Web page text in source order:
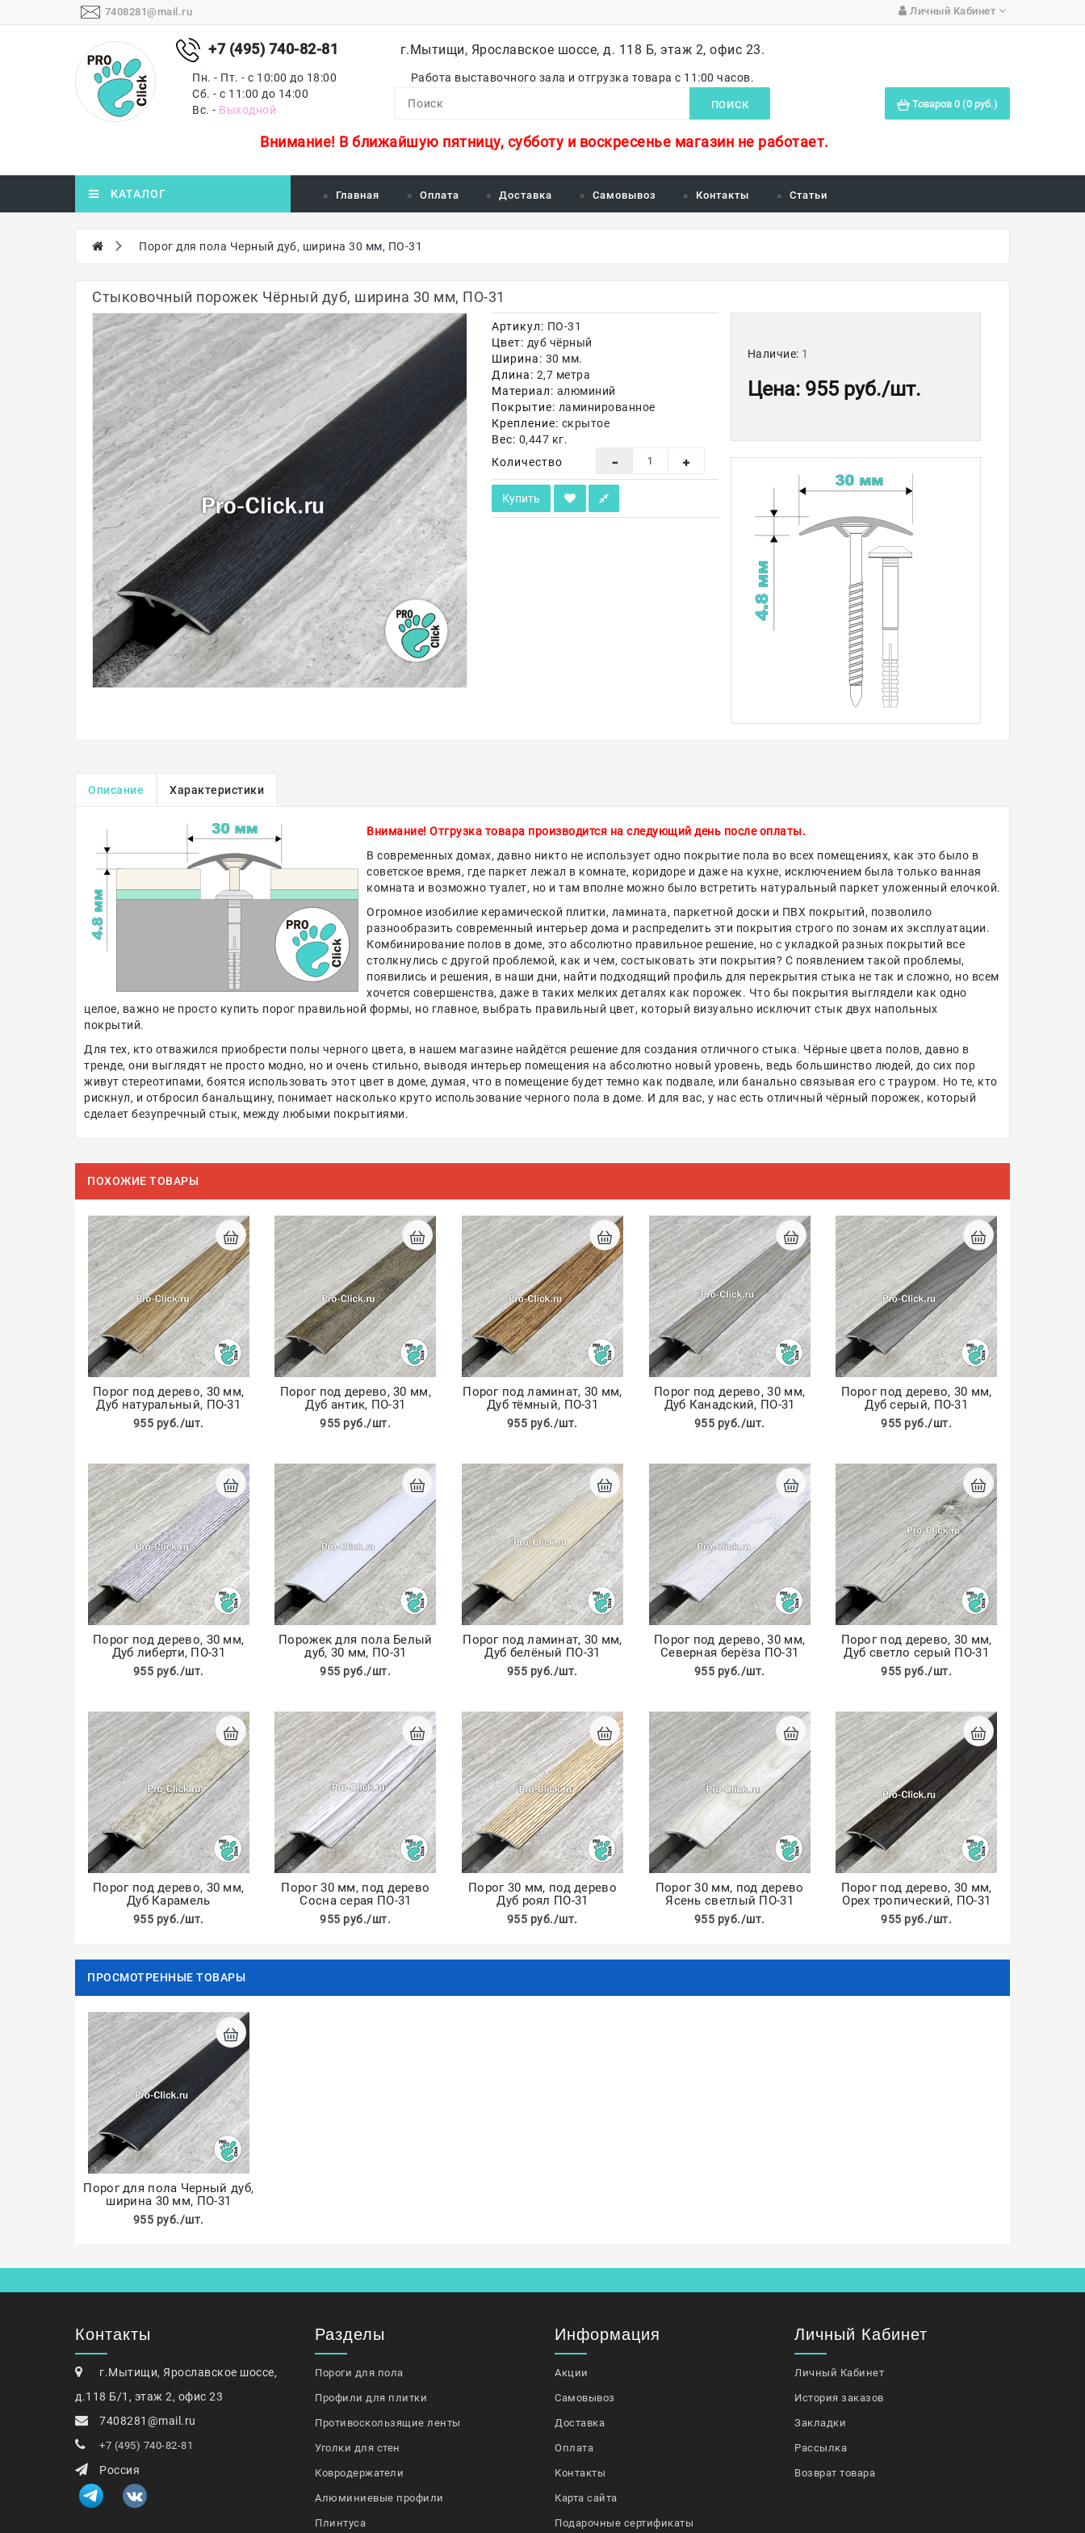
7408281@mail.ru Личный Кабинет
+7 (495) 740-82-81
Пн. - Пт. - с 10:00 до 18:00
Сб. - с 11:00 до 14:00
Вс. - Выходной
г.Мытищи, Ярославское шоссе, д. 118 Б, этаж 2, офис 23.
Работа выставочного зала и отгрузка товара с 11:00 часов.
ПОИСК Товаров 0 (0 руб.)
Внимание! В ближайшую пятницу, субботу и воскресенье магазин не работает.
КАТАЛОГ Главная Оплата Доставка Самовывоз Контакты Статьи
Порог для пола Черный дуб, ширина 30 мм, ПО-31
Стыковочный порожек Чёрный дуб, ширина 30 мм, ПО-31
Артикул: ПО-31
Цвет: дуб чёрный
Ширина: 30 мм.
Длина: 2,7 метра
Материал: алюминий
Покрытие: ламинированное
Крепление: скрытое
Вес: 0,447 кг.
Количество
Купить
Наличие: 1
Цена: 955 руб./шт.
Описание Характеристики
Внимание! Отгрузка товара производится на следующий день после оплаты.
В современных домах, давно никто не использует одно покрытие пола во всех помещениях, как это было в
советское время, где паркет лежал в комнате, коридоре и даже на кухне, исключением была только ванная
комната и возможно туалет, но и там вполне можно было встретить натуральный паркет уложенный елочкой.
Огромное изобилие керамической плитки, ламината, паркетной доски и ПВХ покрытий, позволило
разнообразить современный интерьер дома и распределить эти покрытия строго по зонам их эксплуатации.
Комбинирование полов в доме, это абсолютно правильное решение, но с укладкой разных покрытий все
столкнулись с другой проблемой, как и чем, состыковать эти покрытия? С появлением такой проблемы,
появились и решения, в наши дни, найти подходящий профиль для перекрытия стыка не так и сложно, но всем
хочется совершенства, даже в таких мелких деталях как порожек. Что бы покрытия выглядели как одно
целое, важно не просто купить порог правильной формы, но главное, выбрать правильный цвет, который визуально исключит стык двух напольных
покрытий.
Для тех, кто отважился приобрести полы черного цвета, в нашем магазине найдётся решение для создания отличного стыка. Чёрные цвета полов, давно в
тренде, они выглядят не просто модно, но и очень стильно, выводя интерьер помещения на абсолютно новый уровень, ведь большинство людей, до сих пор
живут стереотипами, боятся использовать этот цвет в доме, думая, что в помещение будет темно как подвале, или банально связывая его с трауром. Но те, кто
рискнул, и отбросил банальщину, понимает насколько круто использование черного пола в доме. И для вас, у нас есть отличный чёрный порожек, который
сделает безупречный стык, между любыми покрытиями.
ПОХОЖИЕ ТОВАРЫ
Порог под дерево, 30 мм,
Дуб натуральный, ПО-31
955 руб./шт.
Порог под дерево, 30 мм,
Дуб антик, ПО-31
955 руб./шт.
Порог под ламинат, 30 мм,
Дуб тёмный, ПО-31
955 руб./шт.
Порог под дерево, 30 мм,
Дуб Канадский, ПО-31
955 руб./шт.
Порог под дерево, 30 мм,
Дуб серый, ПО-31
955 руб./шт.
Порог под дерево, 30 мм,
Дуб либерти, ПО-31
955 руб./шт.
Порожек для пола Белый
дуб, 30 мм, ПО-31
955 руб./шт.
Порог под ламинат, 30 мм,
Дуб белёный ПО-31
955 руб./шт.
Порог под дерево, 30 мм,
Северная берёза ПО-31
955 руб./шт.
Порог под дерево, 30 мм,
Дуб светло серый ПО-31
955 руб./шт.
Порог под дерево, 30 мм,
Дуб Карамель
955 руб./шт.
Порог 30 мм, под дерево
Сосна серая ПО-31
955 руб./шт.
Порог 30 мм, под дерево
Дуб роял ПО-31
955 руб./шт.
Порог 30 мм, под дерево
Ясень светлый ПО-31
955 руб./шт.
Порог под дерево, 30 мм,
Орех тропический, ПО-31
955 руб./шт.
ПРОСМОТРЕННЫЕ ТОВАРЫ
Порог для пола Черный дуб,
ширина 30 мм, ПО-31
955 руб./шт.
Контакты
г.Мытищи, Ярославское шоссе,
д.118 Б/1, этаж 2, офис 23
7408281@mail.ru
+7 (495) 740-82-81
Россия
Разделы
Пороги для пола
Профили для плитки
Противоскользящие ленты
Уголки для стен
Ковродержатели
Алюминиевые профили
Плинтуса
Информация
Акции
Самовывоз
Доставка
Оплата
Контакты
Карта сайта
Подарочные сертификаты
Личный Кабинет
Личный Кабинет
История заказов
Закладки
Рассылка
Возврат товара